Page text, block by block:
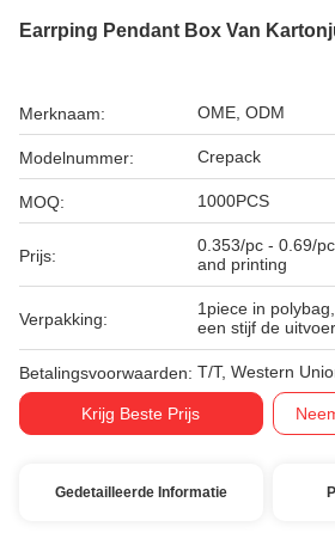
Earrping Pendant Box Van
Merknaam: OME, ODM
Modelnummer: Crepack
MOQ: 1000PCS
Prijs:
0.353/pc - 0.69/pc based on different qty
and printing
Verpakking:
1piece in
een stijf de
Betalingsvoorwaarden: T/T, Western
Krijg Beste Prijs
Gedetailleerde Informatie